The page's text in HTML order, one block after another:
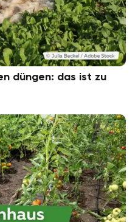
düngen: das ist zu